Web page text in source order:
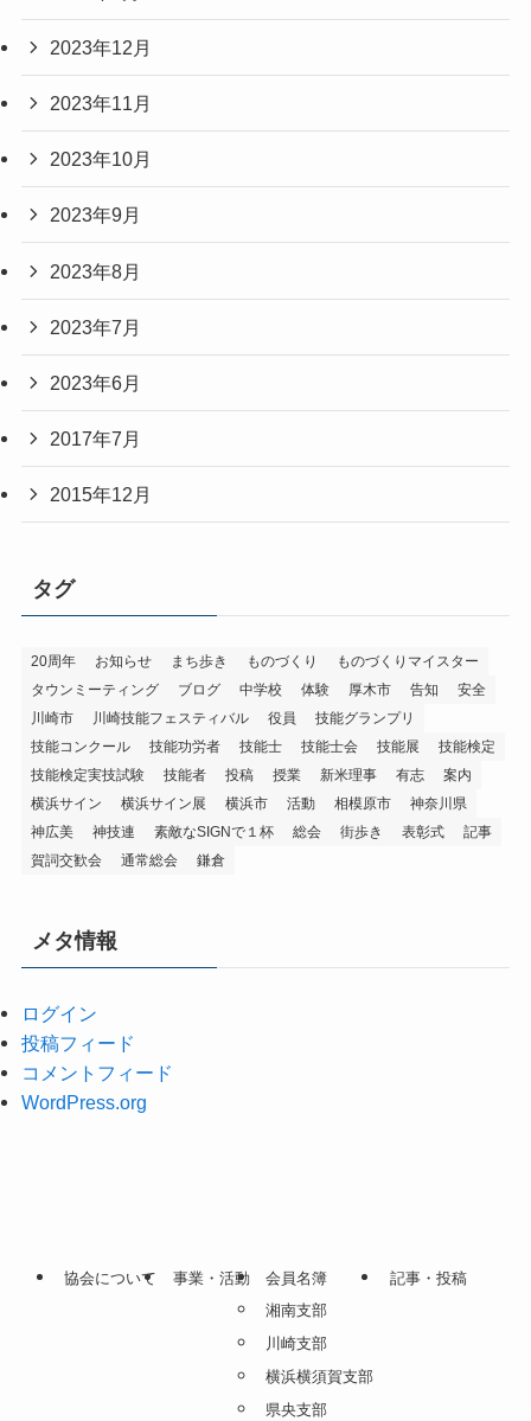
2023年12月
2023年11月
2023年10月
2023年9月
2023年8月
2023年7月
2023年6月
2017年7月
2015年12月
タグ
20周年 お知らせ まち歩き ものづくり
ものづくりマイスター
タウンミーティング
ブログ 中学校 体験 厚木市 告知
安全
川崎市
川崎技能フェスティバル 役員
技能グランプリ
技能コンクール
技能功労者 技能士 技能士会 技能展
技能検定
技能検定実技試験
技能者 投稿 授業 新米理事 有志
案内
横浜サイン
横浜サイン展 横浜市 活動 相模原市
神奈川県
神広美
神技連 素敵なSIGNで１杯 総会 街歩き 表彰式
記事
賀詞交歓会
通常総会 鎌倉
メタ情報
ログイン
投稿フィード
コメントフィード
WordPress.org
協会について 事業・活動
会員名簿
湘南支部
川崎支部
横浜横須賀支部
県央支部
記事・投稿